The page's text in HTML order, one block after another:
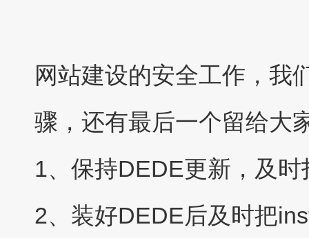
网站建设的安全工作，我
骤，还有最后一个留给大
1、保持DEDE更新，及时
2、装好DEDE后及时把